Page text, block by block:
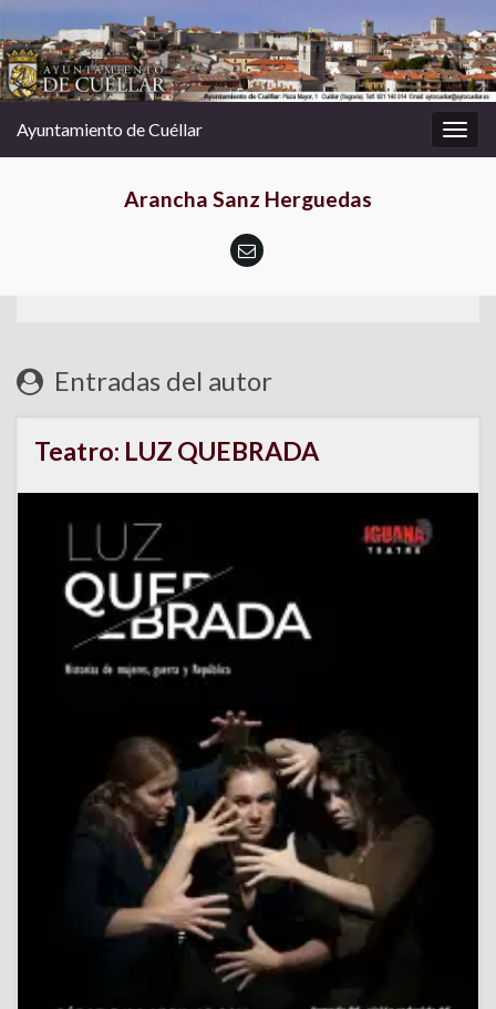
la
Ayuntamiento de Cuéllar
Arancha Sanz Herguedas
Entradas del autor
Teatro: LUZ QUEBRADA